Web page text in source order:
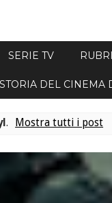
SERIE TV
STORIA DEL CINEMA
. Mostra tutti i post